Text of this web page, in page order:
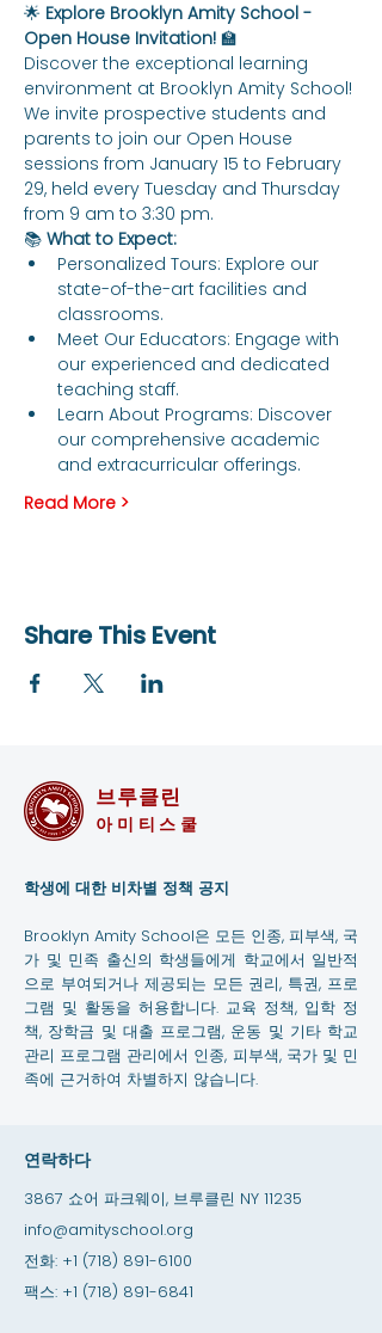
🌟 Explore Brooklyn Amity School -
Open House Invitation! 🏫
Discover the exceptional learning
environment at Brooklyn Amity School!
We invite prospective students and
parents to join our Open House
sessions from January 15 to February
29, held every Tuesday and Thursday
from 9 am to 3:30 pm.
📚 What to Expect:
Personalized Tours: Explore our
state-of-the-art facilities and
classrooms.
Meet Our Educators: Engage with
our experienced and dedicated
teaching staff.
Learn About Programs: Discover
our comprehensive academic
and extracurricular offerings.
Read More >
Share This Event
브루클린
아미티스쿨
학생에 대한 비차별 정책 공지
Brooklyn Amity School은 모든 인종, 피부색, 국
가 및 민족 출신의 학생들에게 학교에서 일반적
으로 부여되거나 제공되는 모든 권리, 특권, 프로
그램 및 활동을 허용합니다. 교육 정책, 입학 정
책, 장학금 및 대출 프로그램, 운동 및 기타 학교
관리 프로그램 관리에서 인종, 피부색, 국가 및 민
족에 근거하여 차별하지 않습니다.
연락하다
3867 쇼어 파크웨이, 브루클린 NY 11235
info@amityschool.org
전화: +1 (718) 891-6100
팩스: +1 (718) 891-6841